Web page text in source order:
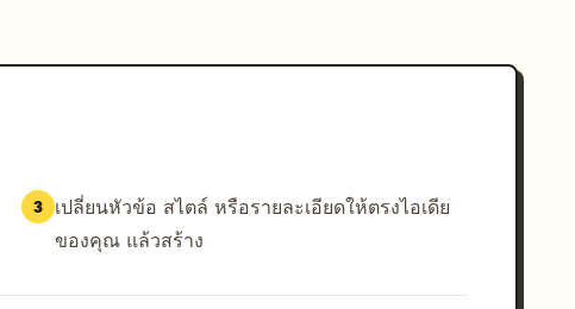
3
เปลี่ยนหัวข้อ สไตล์ หรือรายละเอียดให้ตรงไอเดีย
ของคุณ แล้วสร้าง